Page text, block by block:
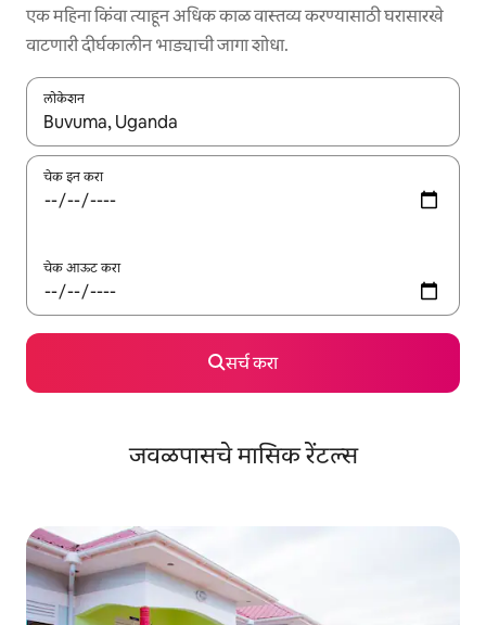
एक महिना किंवा त्याहून अधिक काळ वास्तव्य करण्यासाठी घरासारखे
वाटणारी दीर्घकालीन भाड्याची जागा शोधा.
लोकेशन
जेव्हा परिणाम उपलब्ध असतील, तेव्हा वरच्या आणि खाली बाणांच्या किजसह
चेक इन करा
चेक आऊट करा
सर्च करा
जवळपासचे मासिक रेंटल्स